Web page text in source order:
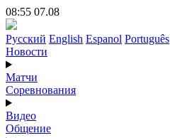
08:55 07.08
Русский English Espanol Português
Новости
Матчи
Соревнования
Видео
Общение